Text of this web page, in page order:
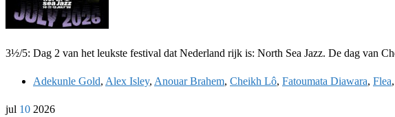
3½/5: Dag 2 van het leukste festival dat Nederland rijk is: North Sea Jazz. De dag van
Adekunle Gold, Alex Isley, Anouar Brahem, Cheikh Lô, Fatoumata Diawara, Flea,
jul 10 2026